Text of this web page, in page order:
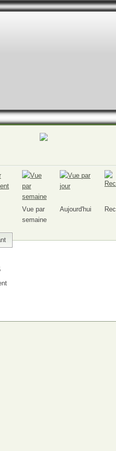
Vue par
semaine
Aujourd'hui